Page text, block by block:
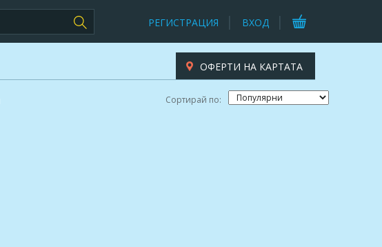
РЕГИСТРАЦИЯ ВХОД
ОФЕРТИ НА КАРТАТА
Сортирай по: